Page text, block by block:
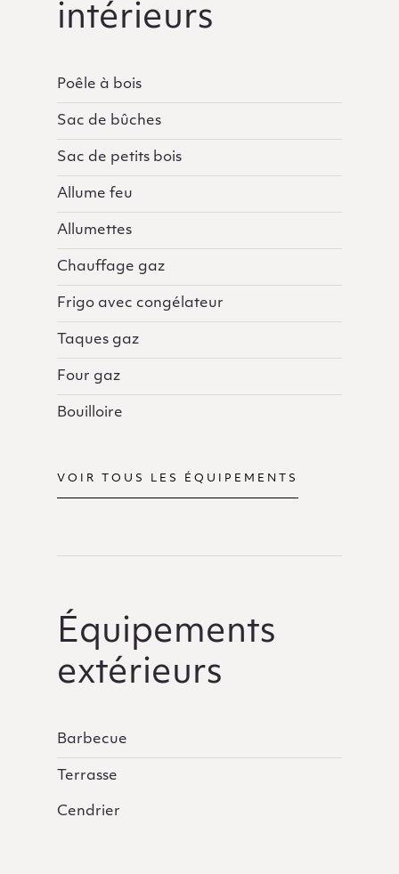
intérieurs
Poêle à bois
Sac de bûches
Sac de petits bois
Allume feu
Allumettes
Chauffage gaz
Frigo avec congélateur
Taques gaz
Four gaz
Bouilloire
VOIR TOUS LES ÉQUIPEMENTS
Équipements
extérieurs
Barbecue
Terrasse
Cendrier